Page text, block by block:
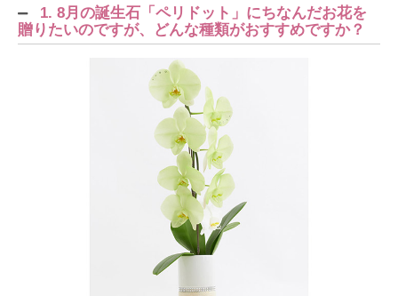
1. 8月の誕生石「ペリドット」にちなんだお花を
贈りたいのですが、どんな種類がおすすめですか？